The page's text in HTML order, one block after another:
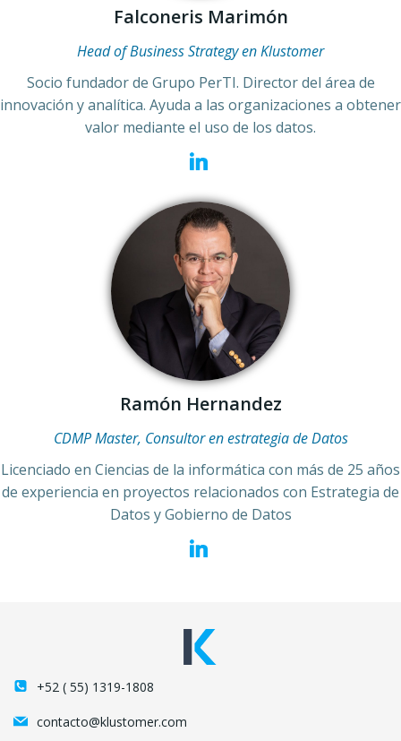
Falconeris Marimón
Head of Business Strategy en Klustomer
Socio fundador de Grupo PerTI. Director del área de
innovación y analítica. Ayuda a las organizaciones a obtener
valor mediante el uso de los datos.
Ramón Hernandez
CDMP Master, Consultor en estrategia de Datos
Licenciado en Ciencias de la informática con más de 25 años
de experiencia en proyectos relacionados con Estrategia de
Datos y Gobierno de Datos
+52 ( 55) 1319-1808
contacto@klustomer.com